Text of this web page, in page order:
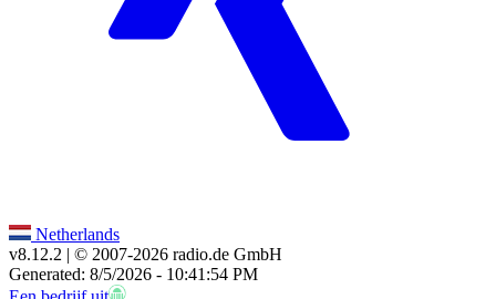
Netherlands
v8.12.2 | © 2007-2026 radio.de GmbH
Generated: 8/5/2026 - 10:41:54 PM